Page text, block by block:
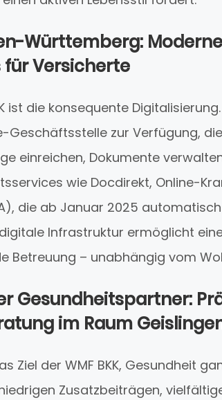
Württemberg:
für Versicherte
ist die konsequente
Geschäftsstelle zur Verfügung,
einreichen, Dokumente
wie Docdirekt, Online-
die ab Januar 2025
Infrastruktur ermöglicht
Betreuung – unabhängig vom
Gesundheitspartner:
im Raum
Ziel der WMF BKK, Gesundheit
Zusatzbeiträgen,